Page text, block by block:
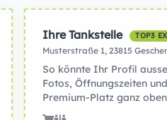
Ihre Tankstelle TOP3
Musterstraße 1, 23815
So könnte Ihr Profil
Fotos, Öffnungszeiten
Premium-Platz ganz